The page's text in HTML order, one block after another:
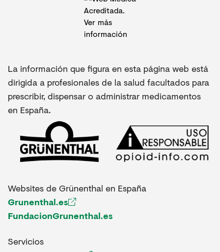
La información que figura en esta página web está
dirigida a profesionales de la salud facultados para
prescribir, dispensar o administrar medicamentos
en España.
Websites de Grünenthal en España
Grunenthal.es
FundacionGrunenthal.es
Servicios